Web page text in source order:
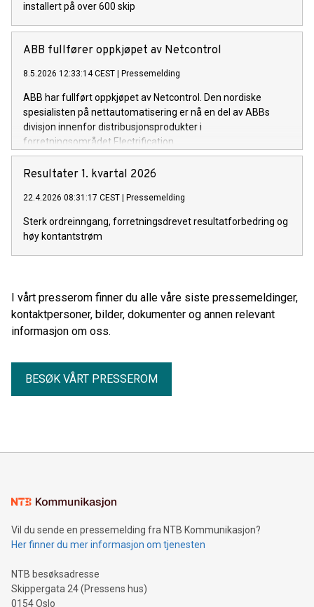
installert på over 600 skip
ABB fullfører oppkjøpet av Netcontrol
8.5.2026 12:33:14 CEST Pressemelding
ABB har fullført oppkjøpet av Netcontrol. Den nordiske
spesialisten på nettautomatisering er nå en del av ABBs
divisjon innenfor distribusjonsprodukter i
forretningsområdet Electrification.
Resultater 1. kvartal 2026
22.4.2026 08:31:17 CEST Pressemelding
Sterk ordreinngang, forretningsdrevet resultatforbedring og
høy kontantstrøm
I vårt presserom finner du alle våre siste pressemeldinger,
kontaktpersoner, bilder, dokumenter og annen relevant
informasjon om oss.
BESØK VÅRT PRESSEROM
Vil du sende en pressemelding fra NTB Kommunikasjon?
Her finner du mer informasjon om tjenesten
NTB besøksadresse
Skippergata 24 (Pressens hus)
0154 Oslo